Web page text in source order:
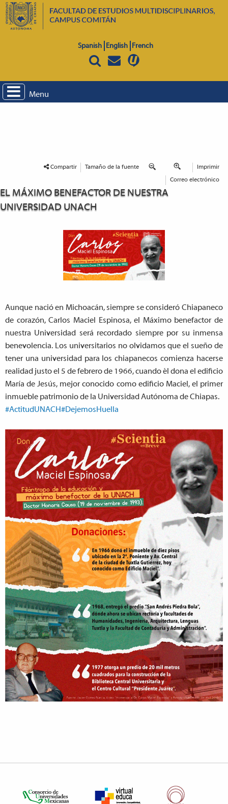
Spanish English French
Menu
Compartir Tamaño de la fuente Imprimir
Correo electrónico
EL MÁXIMO BENEFACTOR DE NUESTRA
UNIVERSIDAD UNACH
Aunque nació en Michoacán, siempre se consideró Chiapaneco
de corazón, Carlos Maciel Espinosa, el Máximo benefactor de
nuestra Universidad será recordado siempre por su inmensa
benevolencia. Los universitarios no olvidamos que el sueño de
tener una universidad para los chiapanecos comienza hacerse
realidad justo el 5 de febrero de 1966, cuando él dona el edificio
María de Jesús, mejor conocido como edificio Maciel, el primer
inmueble patrimonio de la Universidad Autónoma de Chiapas.
#ActitudUNACH#DejemosHuella